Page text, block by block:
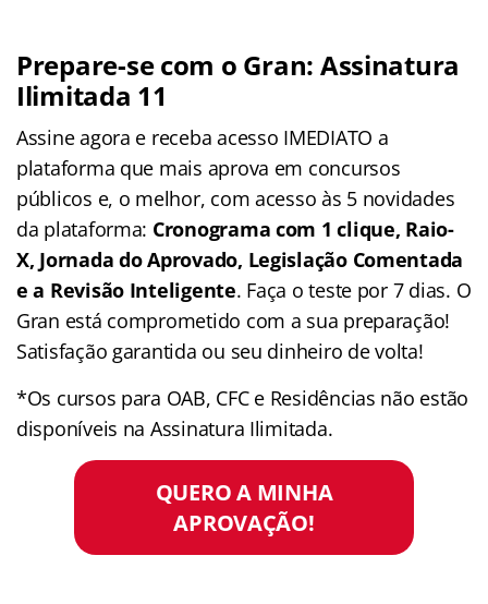
Prepare-se com o Gran: Assinatura
Ilimitada 11
Assine agora e receba acesso IMEDIATO a
plataforma que mais aprova em concursos
públicos e, o melhor, com acesso às 5 novidades
da plataforma: Cronograma com 1 clique, Raio-
X, Jornada do Aprovado, Legislação Comentada
e a Revisão Inteligente. Faça o teste por 7 dias. O
Gran está comprometido com a sua preparação!
Satisfação garantida ou seu dinheiro de volta!
*Os cursos para OAB, CFC e Residências não estão
disponíveis na Assinatura Ilimitada.
QUERO A MINHA
APROVAÇÃO!